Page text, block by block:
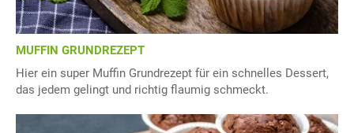
MUFFIN GRUNDREZEPT
Hier ein super Muffin Grundrezept für ein schnelles Dessert,
das jedem gelingt und richtig flaumig schmeckt.